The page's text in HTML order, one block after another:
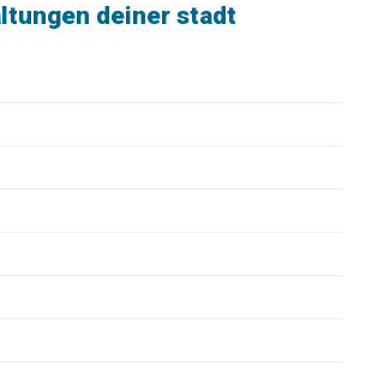
deiner stadt